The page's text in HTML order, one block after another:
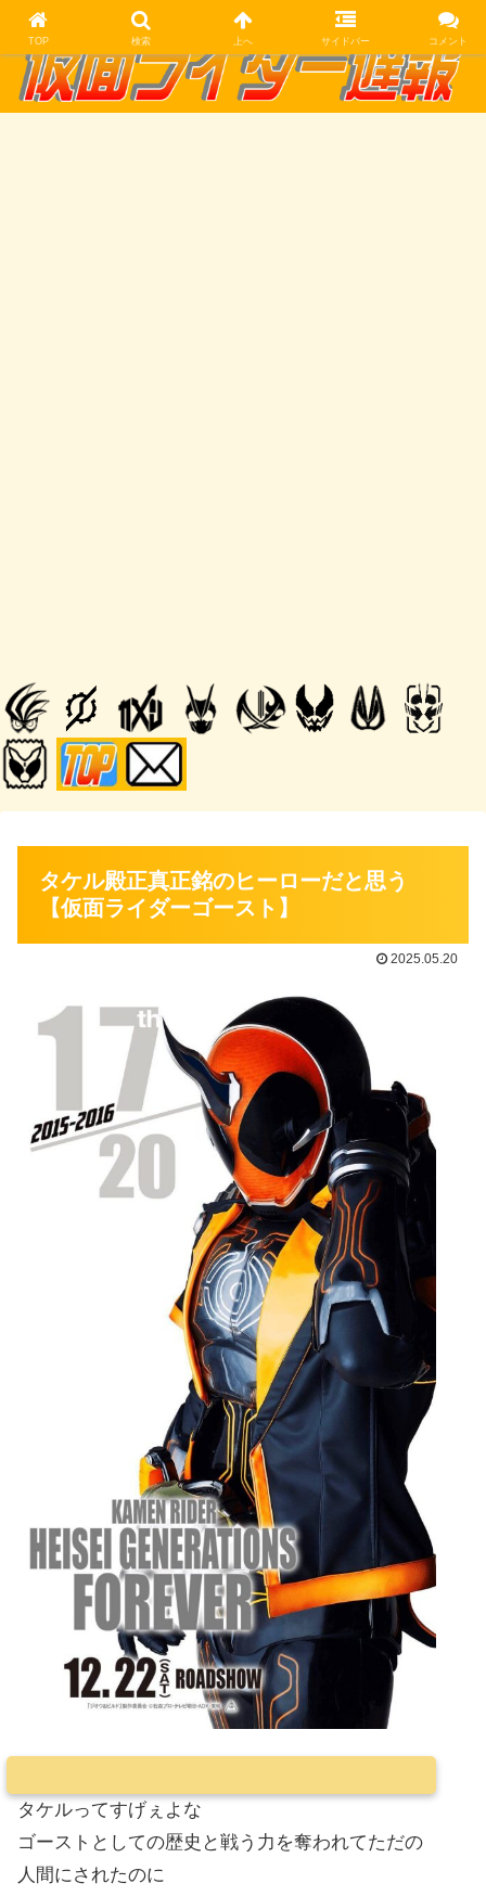
タケル殿正真正銘のヒーローだと思う
【仮面ライダーゴースト】
2025.05.20
タケルってすげぇよな
ゴーストとしての歴史と戦う力を奪われてただの
人間にされたのに
TOP 検索 上へ サイドバー コメント